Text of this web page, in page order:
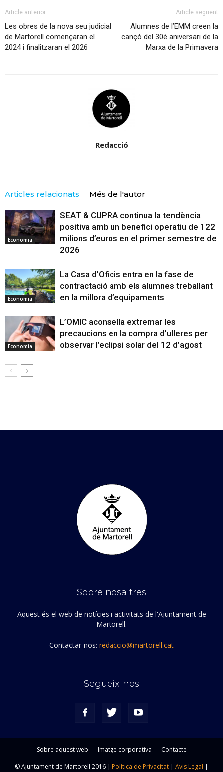
Article anterior
Les obres de la nova seu judicial
de Martorell començaran el
2024 i finalitzaran el 2026
Article següent
Alumnes de l’EMM creen la
cançó del 30è aniversari de la
Marxa de la Primavera
Redacció
Articles relacionats Més de l'autor
Economia
SEAT & CUPRA continua la tendència
positiva amb un benefici operatiu de 122
milions d’euros en el primer semestre de
2026
Economia
La Casa d’Oficis entra en la fase de
contractació amb els alumnes treballant
en la millora d’equipaments
Economia
L’OMIC aconsella extremar les
precaucions en la compra d’ulleres per
observar l’eclipsi solar del 12 d’agost
Sobre nosaltres
Aquest és el web de notícies i activitats de l'Ajuntament de
Martorell.
Contactar-nos: redaccio@martorell.cat
Segueix-nos
Sobre aquest web Imatge corporativa
Contacte
© Ajuntament de Martorell 2016 | Política de Privacitat Avis Legal